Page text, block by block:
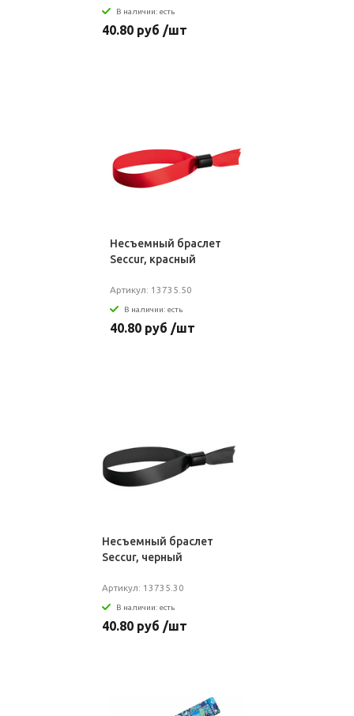
В наличии: есть
40.80 руб /шт
Несъемный браслет
Seccur, красный
Артикул: 13735.50
В наличии: есть
40.80 руб /шт
Несъемный браслет
Seccur, черный
Артикул: 13735.30
В наличии: есть
40.80 руб /шт